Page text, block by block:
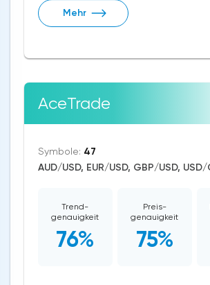
Mehr
AceTrade
Symbole: 47
Trend-
genauigkeit
76%
Preis-
genauigkeit
75%